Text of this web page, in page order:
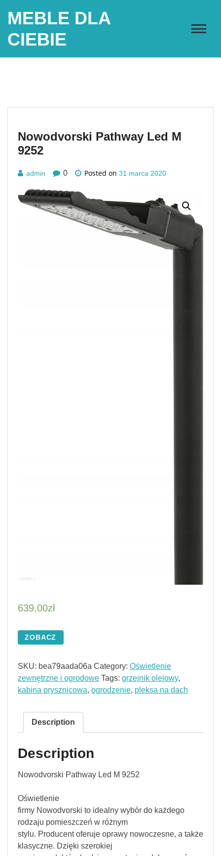
MEBLE DLA
CIEBIE
Nowodvorski Pathway Led M
9252
admin 0 Posted on 31 marca 2020
639,00zł
ZOBACZ
SKU: bea79aada06a Category: Oświetlenie
zewnętrzne i ogrodowe Tags: grzejnik olejowy,
kabina prysznicowa, ogrodzenie, pleksa na dach
Description
Description
Nowodvorski Pathway Led M 9252
Oświetlenie
firmy Nowodvorski to idealny wybór do każdego
rodzaju pomieszczeń w różnym
stylu. Producent oferuje oprawy nowoczesne, a także
klasyczne. Dzięki szerokiej